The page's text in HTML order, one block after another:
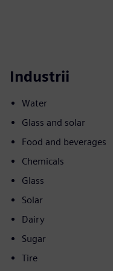
Industrii
Water
Glass and solar
Food and beverages
Chemicals
Glass
Solar
Dairy
Sugar
Tire